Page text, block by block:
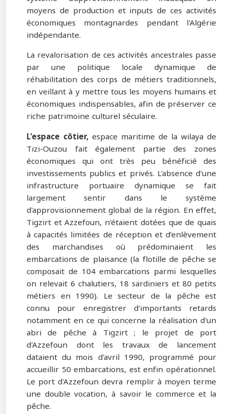
moyens de production et inputs de ces activités
économiques montagnardes pendant l'Algérie
indépendante.
La revalorisation de ces activités ancestrales passe
par une politique locale dynamique de
réhabilitation des corps de métiers traditionnels,
en veillant à y mettre tous les moyens humains et
économiques indispensables, afin de préserver ce
riche patrimoine culturel séculaire.
L'espace côtier, espace maritime de la wilaya de
Tizi-Ouzou fait également partie des zones
économiques qui ont très peu bénéficié des
investissements publics et privés. L'absence d'une
infrastructure portuaire dynamique se fait
largement sentir dans le système
d'approvisionnement global de la région. En effet,
Tigzirt et Azzefoun, n’étaient dotées que de quais
à capacités limitées de réception et d’enlèvement
des marchandises où prédominaient les
embarcations de plaisance (la flotille de pêche se
composait de 104 embarcations parmi lesquelles
on relevait 6 chalutiers, 18 sardiniers et 80 petits
métiers en 1990). Le secteur de la pêche est
connu pour enregistrer d'importants retards
notamment en ce qui concerne la réalisation d'un
abri de pêche à Tigzirt ; le projet de port
d'Azzefoun dont les travaux de lancement
dataient du mois d'avril 1990, programmé pour
accueillir 50 embarcations, est enfin opérationnel.
Le port d'Azzefoun devra remplir à moyen terme
une double vocation, à savoir le commerce et la
pêche.